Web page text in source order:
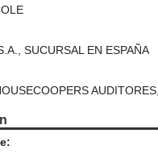
SUCURSAL EN ESPAÑA
AUDITORES,